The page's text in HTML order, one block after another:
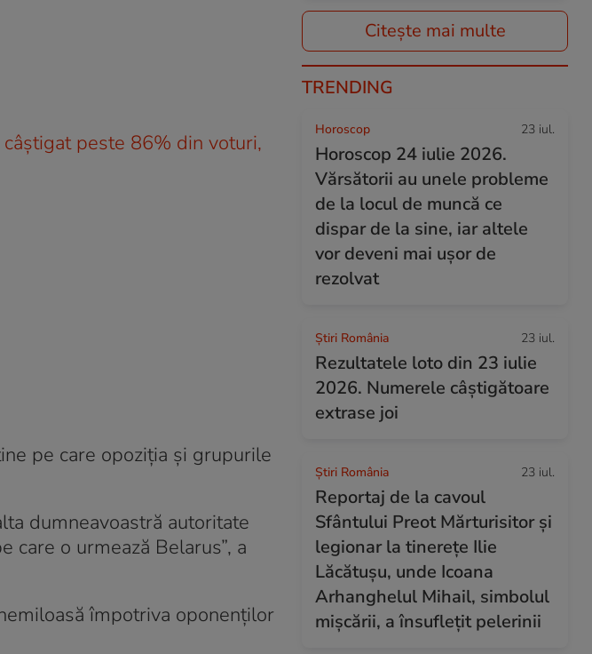
peste 86% din voturi,
pe care opoziția și grupurile
dumneavoastră autoritate
o urmează Belarus”, a
împotriva oponenților
Citește mai multe
TRENDING
Horoscop 23 iul.
Horoscop 24 iulie 2026.
Vărsătorii au unele probleme
de la locul de muncă ce
dispar de la sine, iar altele
vor deveni mai ușor de
rezolvat
Știri România 23 iul.
Rezultatele loto din 23 iulie
2026. Numerele câștigătoare
extrase joi
Știri România 23 iul.
Reportaj de la cavoul
Sfântului Preot Mărturisitor și
legionar la tinerețe Ilie
Lăcătușu, unde Icoana
Arhanghelul Mihail, simbolul
mișcării, a însuflețit pelerinii